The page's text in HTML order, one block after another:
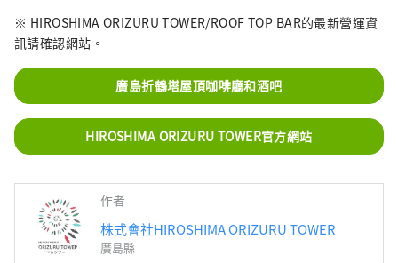
※ HIROSHIMA ORIZURU TOWER/ROOF TOP BAR的最新營運資
訊請確認網站。
廣島折鶴塔屋頂咖啡廳和酒吧
HIROSHIMA ORIZURU TOWER官方網站
作者
株式會社HIROSHIMA ORIZURU TOWER
廣島縣